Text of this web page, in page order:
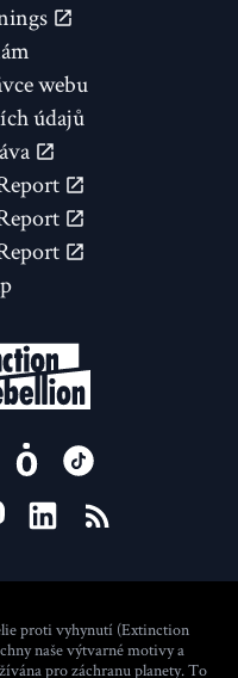
webu
údajů
ON
proti vyhynutí (Extinction
naše výtvarné motivy a
pro záchranu planety. To